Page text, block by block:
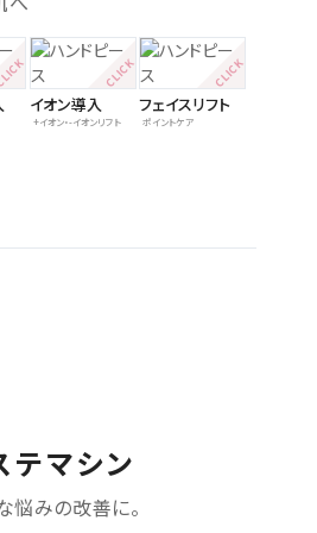
イオン導入
+イオン・-イオンリフト
フェイスリフト
ポイントケア
テマシン
悩みの改善に。